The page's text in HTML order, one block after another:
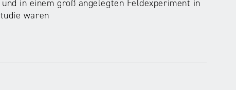
in einem groß angelegten Feldexperiment in
waren